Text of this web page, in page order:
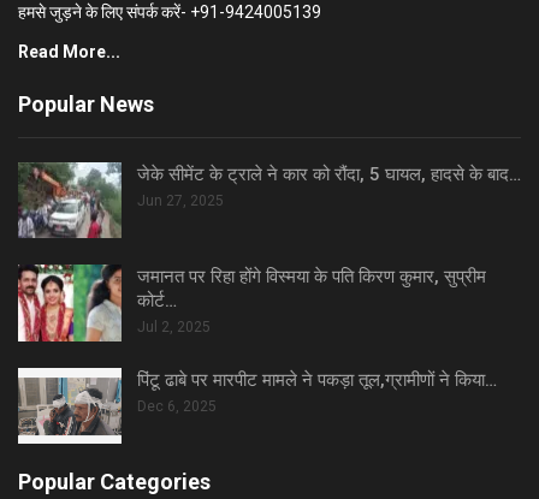
हमसे जुड़ने के लिए संपर्क करें- +91-9424005139
Read More...
Popular News
जेके सीमेंट के ट्राले ने कार को रौंदा, 5 घायल, हादसे के बाद…
Jun 27, 2025
जमानत पर रिहा होंगे विस्मया के पति किरण कुमार, सुप्रीम
कोर्ट…
Jul 2, 2025
पिंटू ढाबे पर मारपीट मामले ने पकड़ा तूल,ग्रामीणों ने किया…
Dec 6, 2025
Popular Categories